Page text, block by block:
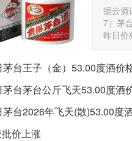
据云酒
7）茅
昨日
台王子（金）53.00度酒价
台茅台公斤飞天53.00度酒
台2026年飞天(散)53.00度
价上涨